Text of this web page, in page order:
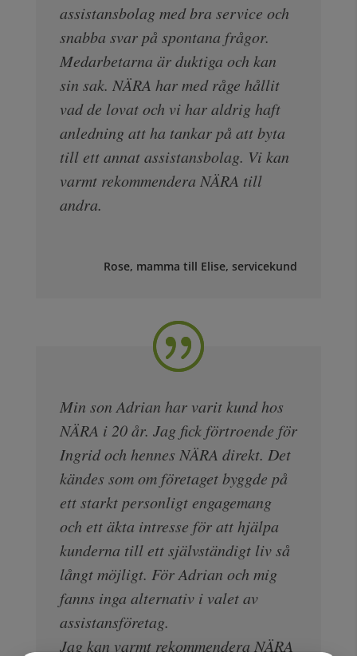
assistansbolag med bra service och
snabba svar på spontana frågor.
Medarbetarna är duktiga och kan
sin sak. NÄRA har med råge hållit
vad de lovat och vi har aldrig haft
anledning att ha tankar på att byta
till ett annat assistansbolag. Vi kan
varmt rekommendera NÄRA till
andra.
Rose, mamma till Elise, servicekund
Min son Adrian har varit kund hos
NÄRA i 20 år. Jag fick förtroende för
Ingrid och hennes NÄRA direkt. Det
kändes som om företaget byggde på
ett starkt personligt engagemang
och ett äkta intresse för att hjälpa
kunderna till ett självständigt liv så
långt möjligt. För Adrian och mig
fanns inga alternativ i valet av
assistansföretag.
Jag kan varmt rekommendera NÄRA